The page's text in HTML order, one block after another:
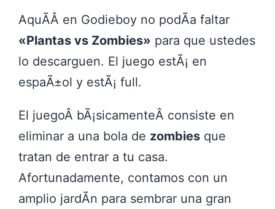
AquÃ­Â en Godieboy no podÃ­a faltar
«Plantas vs Zombies» para que ustedes
lo descarguen. El juego estÃ¡ en
espaÃ±ol y estÃ¡ full.
El juegoÂ bÃ¡sicamenteÂ consiste en
eliminar a una bola de zombies que
tratan de entrar a tu casa.
Afortunadamente, contamos con un
amplio jardÃ­n para sembrar una gran